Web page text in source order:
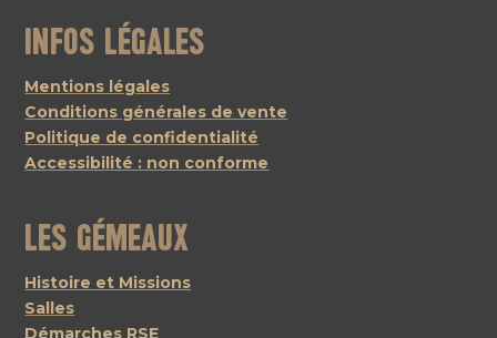
Infos légales
Mentions légales
Conditions générales de vente
Politique de confidentialité
Accessibilité : non conforme
Les Gémeaux
Histoire et Missions
Salles